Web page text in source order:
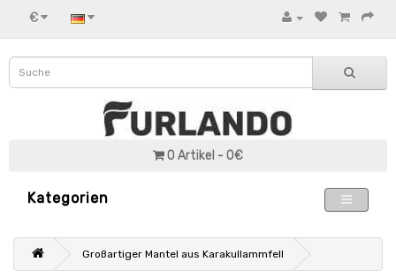
€
0 Artikel - 0€
Kategorien
Großartiger Mantel aus Karakullammfell